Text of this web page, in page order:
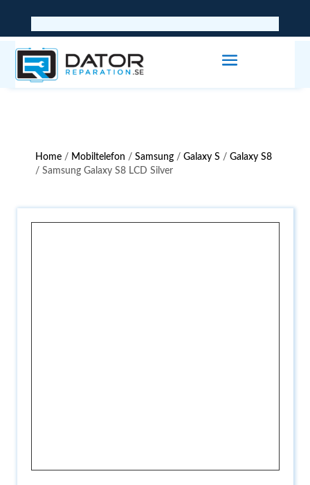
Home / Mobiltelefon /Samsung /Galaxy S /Galaxy S8
/ Samsung Galaxy S8 LCD Silver